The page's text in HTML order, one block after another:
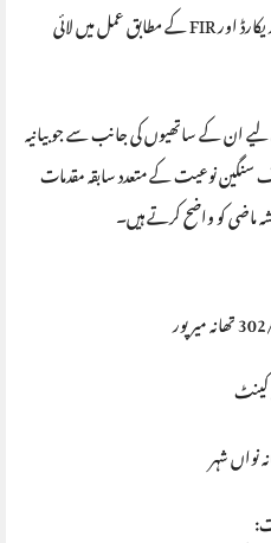
یہ ساری کارروائی قانونی تقاضوں، سرکاری ریکارڈ اور FIR کے مطابق عمل میں لائی
لیے ان کے ساتھیوں کی جانب سے جو بیانیہ
سنگین نوعیت کے متعدد سابقہ مقدمات
ماضی کو واضح کرتے ہیں۔